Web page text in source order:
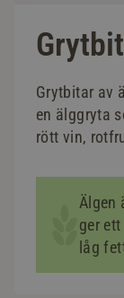
Grytbitar av
en älggryta
rött vin,
Älgen
ger
låg